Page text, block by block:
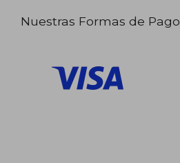
Nuestras Formas de Pago